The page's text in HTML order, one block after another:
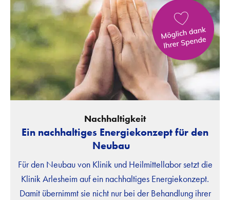
Nachhaltigkeit
Ein nachhaltiges Energiekonzept für den
Neubau
Für den Neubau von Klinik und Heilmittellabor setzt die
Klinik Arlesheim auf ein nachhaltiges Energiekonzept.
Damit übernimmt sie nicht nur bei der Behandlung ihrer